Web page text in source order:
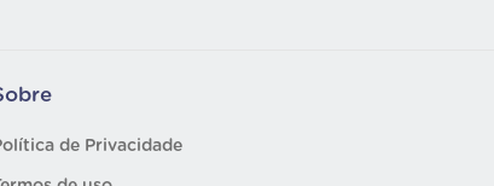
de Privacidade